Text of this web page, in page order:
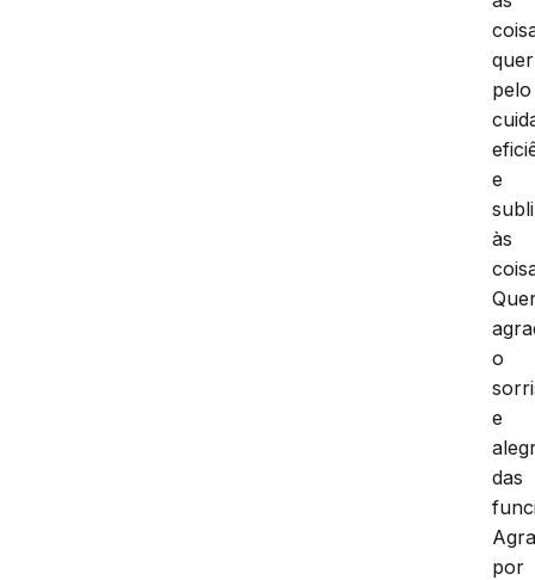
quer
pelo
e
às
o
e
das
por